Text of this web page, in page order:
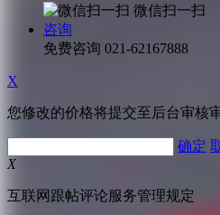
微信扫一扫
咨询
免费咨询 021-62167888
X
您修改的价格将提交至后台审核
确定
X
互联网跟帖评论服务管理规定